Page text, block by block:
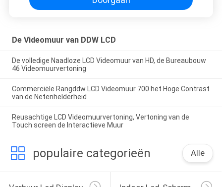
De Videomuur van DDW LCD
De volledige Naadloze LCD Videomuur van HD, de Bureaubouw
46 Videomuurvertoning
Commerciële Rangddw LCD Videomuur 700 het Hoge Contrast
van de Netenhelderheid
Reusachtige LCD Videomuurvertoning, Vertoning van de
Touch screen de Interactieve Muur
populaire categorieën Alle